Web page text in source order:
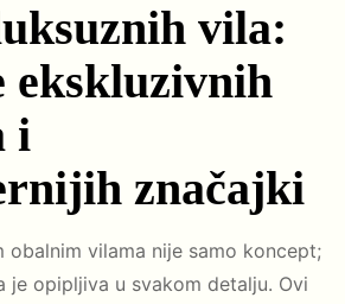
vila:
ekskluzivnih
i
značajki
obalnim vilama nije samo koncept;
je opipljiva u svakom detalju. Ovi